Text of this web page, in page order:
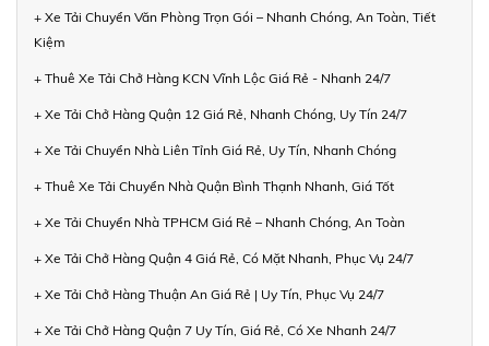
+ Xe Tải Chuyển Văn Phòng Trọn Gói – Nhanh Chóng, An Toàn, Tiết
Kiệm
+ Thuê Xe Tải Chở Hàng KCN Vĩnh Lộc Giá Rẻ - Nhanh 24/7
+ Xe Tải Chở Hàng Quận 12 Giá Rẻ, Nhanh Chóng, Uy Tín 24/7
+ Xe Tải Chuyển Nhà Liên Tỉnh Giá Rẻ, Uy Tín, Nhanh Chóng
+ Thuê Xe Tải Chuyển Nhà Quận Bình Thạnh Nhanh, Giá Tốt
+ Xe Tải Chuyển Nhà TPHCM Giá Rẻ – Nhanh Chóng, An Toàn
+ Xe Tải Chở Hàng Quận 4 Giá Rẻ, Có Mặt Nhanh, Phục Vụ 24/7
+ Xe Tải Chở Hàng Thuận An Giá Rẻ | Uy Tín, Phục Vụ 24/7
+ Xe Tải Chở Hàng Quận 7 Uy Tín, Giá Rẻ, Có Xe Nhanh 24/7